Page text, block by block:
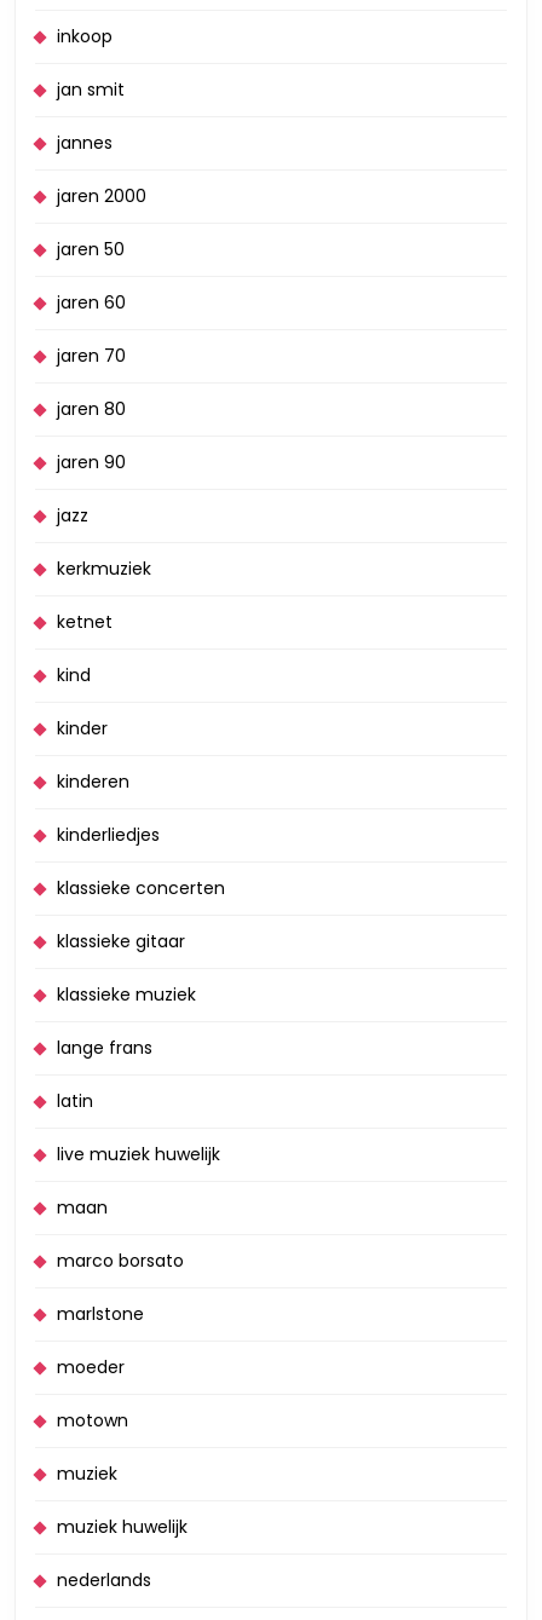
inkoop
jan smit
jannes
jaren 2000
jaren 50
jaren 60
jaren 70
jaren 80
jaren 90
jazz
kerkmuziek
ketnet
kind
kinder
kinderen
kinderliedjes
klassieke concerten
klassieke gitaar
klassieke muziek
lange frans
latin
live muziek huwelijk
maan
marco borsato
marlstone
moeder
motown
muziek
muziek huwelijk
nederlands